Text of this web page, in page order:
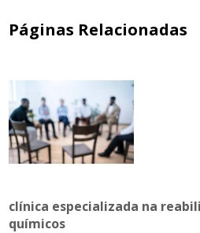
Páginas Relacionadas
clínica especializada na
químicos